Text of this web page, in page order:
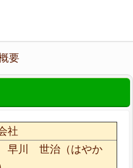
要
社
早川 世治（はやか